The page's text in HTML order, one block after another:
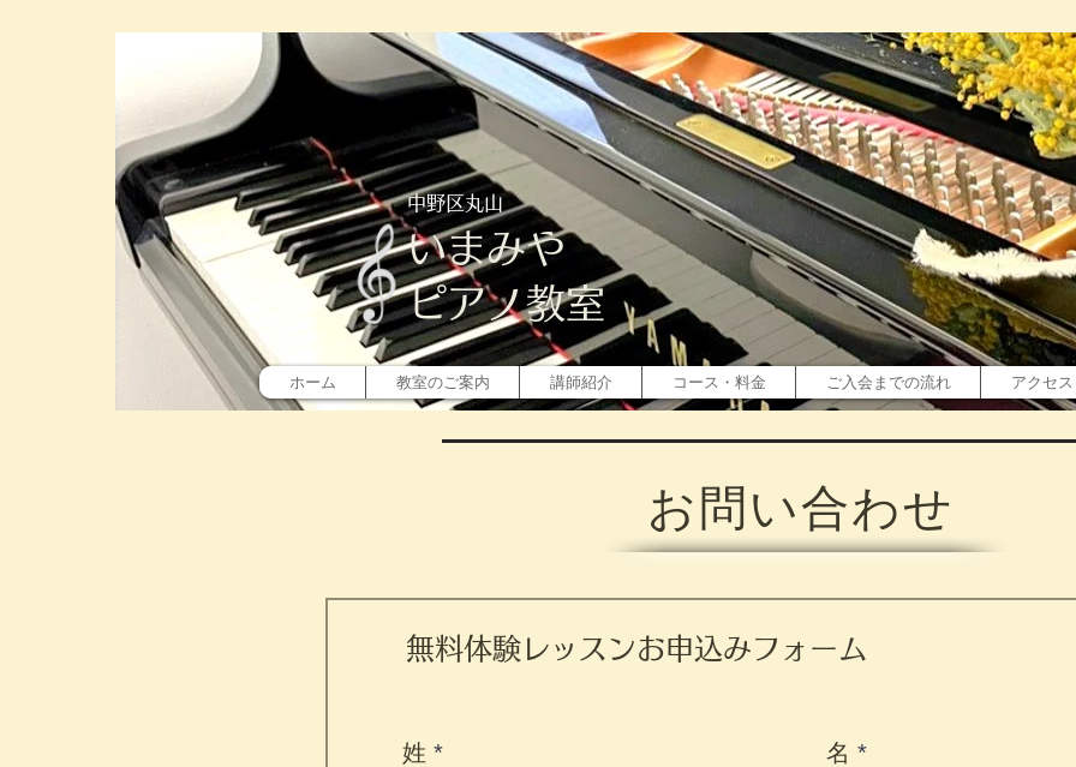
ホーム 教室のご案内 講師紹介 コース・料金 ご入会までの流れ アクセス
​いまみや
ピアノ教室
中野区丸山
​お問い合わせ
無料体験レッスンお申込みフォーム
姓 名